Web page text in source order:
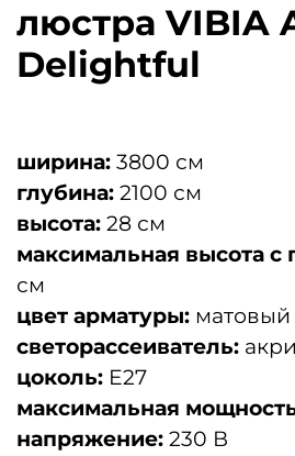
люстра VIBIA
Delightful
ширина: 3800 см
глубина: 2100 см
высота: 28 см
максимальная высота с
см
цвет арматуры: матовый
светорассеиватель:
цоколь: E27
максимальная
напряжение: 230 В